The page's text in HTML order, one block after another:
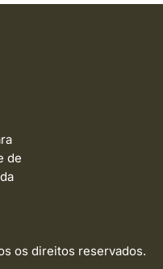
de
os direitos reservados.